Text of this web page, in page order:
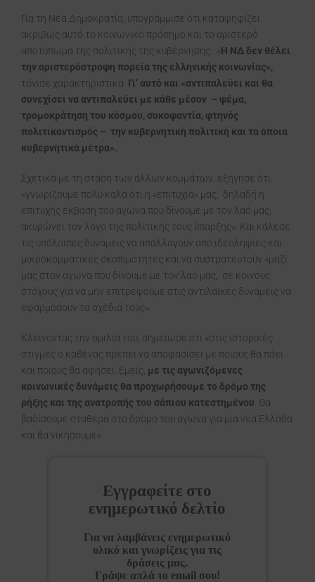
Για τη Νέα Δημοκρατία, υπογράμμισε ότι καταψηφίζει
ακριβώς αυτό το κοινωνικό πρόσημο και το αριστερό
αποτύπωμα της πολιτικής της κυβέρνησης. «Η ΝΔ δεν θέλει
την αριστερόστροφη πορεία της ελληνικής κοινωνίας»,
τόνισε χαρακτηριστικά. Γι’ αυτό και «αντιπαλεύει και θα
συνεχίσει να αντιπαλεύει με κάθε μέσον – ψέμα,
τρομοκράτηση του κόσμου, συκοφαντία, φτηνός
πολιτικαντισμός – την κυβερνητική πολιτική και τα όποια
κυβερνητικά μέτρα».
Σχετικά με τη στάση των άλλων κομμάτων, εξήγησε ότι
«γνωρίζουμε πολύ καλά ότι η «επιτυχία» μας, δηλαδή η
επιτυχής έκβαση του αγώνα που δίνουμε με τον λαό μας,
ακυρώνει τον λόγο της πολιτικής τους ύπαρξης». Και κάλεσε
τις υπόλοιπες δυνάμεις να απαλλαγούν από ιδεοληψίες και
μικροκομματικές σκοπιμότητες και να συστρατευτούν «μαζί
μας στον αγώνα που δίνουμε με τον λαό μας, σε κοινούς
στόχους για να μην επιτρέψουμε στις αντιλαϊκές δυνάμεις να
εφαρμόσουν τα σχέδιά τους».
Κλείνοντας την ομιλία του, σημείωσε ότι «στις ιστορικές
στιγμές ο καθένας πρέπει να αποφασίσει με ποιους θα πάει
και ποιους θα αφήσει. Εμείς, με τις αγωνιζόμενες
κοινωνικές δυνάμεις θα προχωρήσουμε το δρόμο της
ρήξης και της ανατροπής του σάπιου κατεστημένου . Θα
βαδίσουμε σταθερά στο δρόμο του αγώνα για μια νέα Ελλάδα
και θα νικήσουμε».
Εγγραφείτε στο
ενημερωτικό δελτίο
Για να λαμβάνεις ενημερωτικό
υλικό και γνωρίζεις για τις
δράσεις μας.
Γράψε απλά το email σου!